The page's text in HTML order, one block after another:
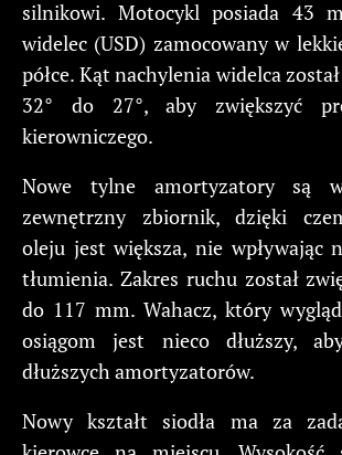
silnikowi. Motocykl posiada 43
widelec (USD) zamocowany w
półce. Kąt nachylenia widelca
32° do 27°, aby zwiększyć
kierowniczego.
Nowe tylne amortyzatory są
zewnętrzny zbiornik, dzięki
oleju jest większa, nie wpływając
tłumienia. Zakres ruchu został
do 117 mm. Wahacz, który
osiągom jest nieco dłuższy,
dłuższych amortyzatorów.
Nowy kształt siodła ma za